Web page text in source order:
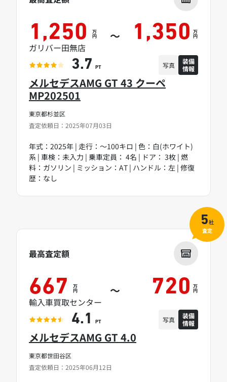
東京都杉並区
査定依頼日：2025年07月03日
メルセデスAMG GT 43 クーペ
MP202501
年式：2025年 | 走行：～100キロ | 色：白(ホワイト)
系 | 車検：未入力 | 乗車定員： 4名 | ドア： 3枚 | 燃
料：ガソリン | ミッション：AT | ハンドル：左 | 修復
歴：なし
1,250 万
円 ～ 1,350 万
円
ガリバー田無店
3.7 PT 写真
装備
情報
東京都世田谷区
査定依頼日：2025年06月12日
メルセデスAMG GT 4.0
最高査定額
667 万
円 ～ 720 万
円
輸入車買取センター
4.1 PT 写真
装備
情報
5社
査定